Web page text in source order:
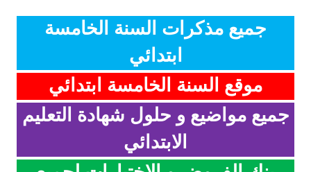
جميع مذكرات السنة الخامسة
ابتدائي
موقع السنة الخامسة ابتدائي
جميع مواضيع و حلول شهادة التعليم
الابتدائي